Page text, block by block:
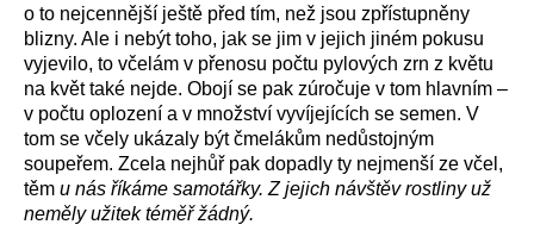
o to nejcennější ještě před tím, než jsou zpřístupněny
blizny. Ale i nebýt toho, jak se jim v jejich jiném pokusu
vyjevilo, to včelám v přenosu počtu pylových zrn z květu
na květ také nejde. Obojí se pak zúročuje v tom hlavním –
v počtu oplození a v množství vyvíjejících se semen. V
tom se včely ukázaly být čmelákům nedůstojným
soupeřem. Zcela nejhůř pak dopadly ty nejmenší ze včel,
těm u nás říkáme samotářky. Z jejich návštěv rostliny už
neměly užitek téměř žádný.